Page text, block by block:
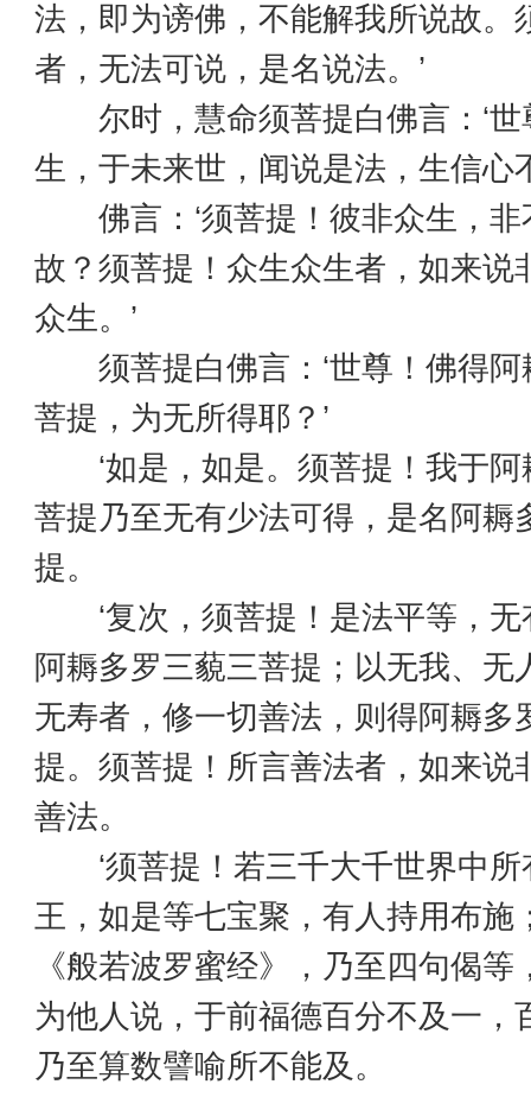
法，即为谤佛，不能解我所说故。
者，无法可说，是名说法。’
尔时，慧命须菩提白佛言：‘世
生，于未来世，闻说是法，生信心
佛言：‘须菩提！彼非众生，非
故？须菩提！众生众生者，如来说
众生。’
须菩提白佛言：‘世尊！佛得阿
菩提，为无所得耶？’
‘如是，如是。须菩提！我于阿
菩提乃至无有少法可得，是名阿耨
提。
‘复次，须菩提！是法平等，无
阿耨多罗三藐三菩提；以无我、无
无寿者，修一切善法，则得阿耨多
提。须菩提！所言善法者，如来说
善法。
‘须菩提！若三千大千世界中所
王，如是等七宝聚，有人持用布施
《般若波罗蜜经》，乃至四句偈等
为他人说，于前福德百分不及一，
乃至算数譬喻所不能及。